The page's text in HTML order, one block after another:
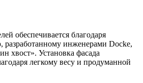
обеспечивается благодаря
разработанному инженерами Docke,
хвост». Установка фасада
легкому весу и продуманной